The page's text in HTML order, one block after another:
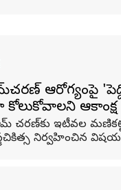
ఆరోగ్యంపై
కోలుకోవాలని ఆకాంక్ష
చరణ్‌కు ఇటీవల
నిర్వహించిన